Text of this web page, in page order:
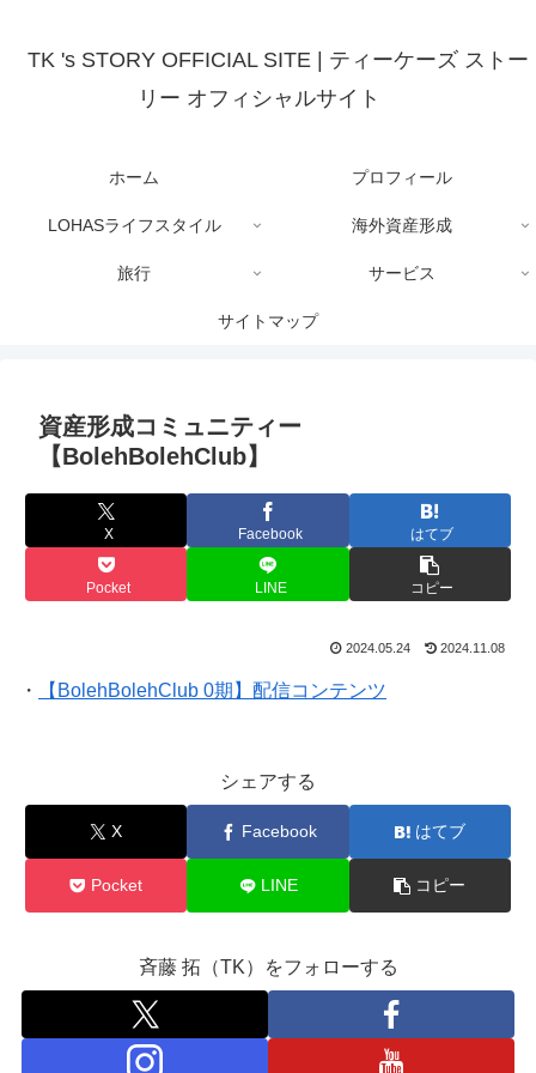
TK 's STORY OFFICIAL SITE | ティーケーズ ストー
リー オフィシャルサイト
ホーム プロフィール
LOHASライフスタイル 海外資産形成
旅行 サービス
サイトマップ
資産形成コミュニティー
【BolehBolehClub】
X Facebook はてブ
Pocket LINE コピー
2024.05.24 2024.11.08
・ 【BolehBolehClub 0期】配信コンテンツ
シェアする
X Facebook はてブ
Pocket LINE コピー
斉藤 拓（TK）をフォローする